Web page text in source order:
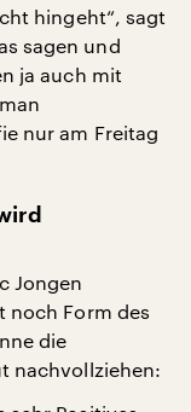
hingeht“, sagt
sagen und
ja auch mit
nur am Freitag
Jongen
noch Form des
die
nachvollziehen: